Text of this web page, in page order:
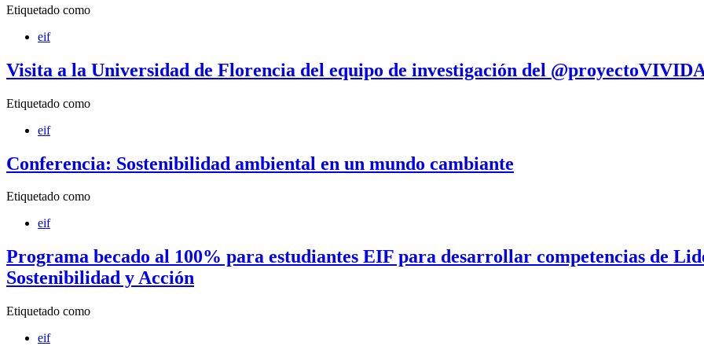
Etiquetado como
eif
Visita a la Universidad de Florencia del equipo de investigación del
Etiquetado como
eif
Conferencia: Sostenibilidad ambiental en un mundo cambiante
Etiquetado como
eif
Programa becado al 100% para estudiantes EIF para desarrollar competencias de
Sostenibilidad y Acción
Etiquetado como
eif